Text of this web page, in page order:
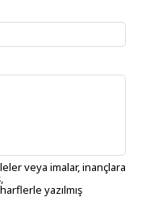
veya imalar, inançlara
yazılmış